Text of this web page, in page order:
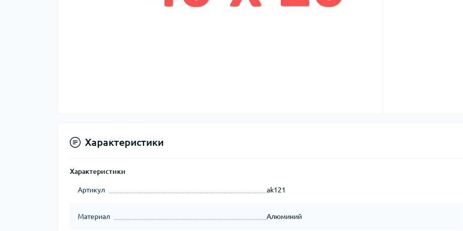
Характеристики
Характеристики
Артикул ak121
Материал Алюминий